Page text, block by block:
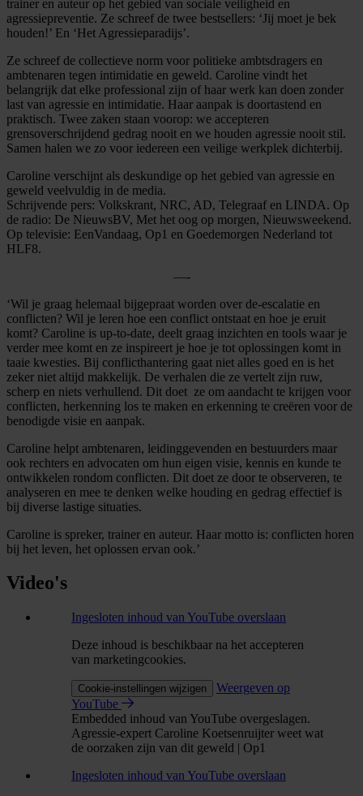
trainer en auteur op het gebied van sociale veiligheid en
agressiepreventie. Ze schreef de twee bestsellers: ‘Jij moet je bek
houden!’ En ‘Het Agressieparadijs’.
Ze schreef de collectieve norm voor politieke ambtsdragers en
ambtenaren tegen intimidatie en geweld. Caroline vindt het
belangrijk dat elke professional zijn of haar werk kan doen zonder
last van agressie en intimidatie. Haar aanpak is doortastend en
praktisch. Twee zaken staan voorop: we accepteren
grensoverschrijdend gedrag nooit en we houden agressie nooit stil.
Samen halen we zo voor iedereen een veilige werkplek dichterbij.
Caroline verschijnt als deskundige op het gebied van agressie en
geweld veelvuldig in de media.
Schrijvende pers: Volkskrant, NRC, AD, Telegraaf en LINDA. Op
de radio: De NieuwsBV, Met het oog op morgen, Nieuwsweekend.
Op televisie: EenVandaag, Op1 en Goedemorgen Nederland tot
HLF8.
—-
‘Wil je graag helemaal bijgepraat worden over de-escalatie en
conflicten? Wil je leren hoe een conflict ontstaat en hoe je eruit
komt? Caroline is up-to-date, deelt graag inzichten en tools waar je
verder mee komt en ze inspireert je hoe je tot oplossingen komt in
taaie kwesties. Bij conflicthantering gaat niet alles goed en is het
zeker niet altijd makkelijk. De verhalen die ze vertelt zijn ruw,
scherp en niets verhullend. Dit doet ze om aandacht te krijgen voor
conflicten, herkenning los te maken en erkenning te creëren voor de
benodigde visie en aanpak.
Caroline helpt ambtenaren, leidinggevenden en bestuurders maar
ook rechters en advocaten om hun eigen visie, kennis en kunde te
ontwikkelen rondom conflicten. Dit doet ze door te observeren, te
analyseren en mee te denken welke houding en gedrag effectief is
bij diverse lastige situaties.
Caroline is spreker, trainer en auteur. Haar motto is: conflicten horen
bij het leven, het oplossen ervan ook.’
Video's
Ingesloten inhoud van YouTube overslaan
Deze inhoud is beschikbaar na het accepteren
van marketingcookies.
Cookie-instellingen wijzigen
Weergeven op
YouTube
Embedded inhoud van YouTube overgeslagen.
Agressie-expert Caroline Koetsenruijter weet wat
de oorzaken zijn van dit geweld | Op1
Ingesloten inhoud van YouTube overslaan